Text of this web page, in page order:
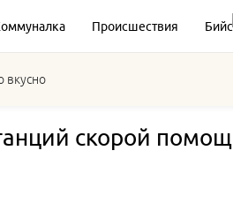
Происшествия
вкусно
скорой